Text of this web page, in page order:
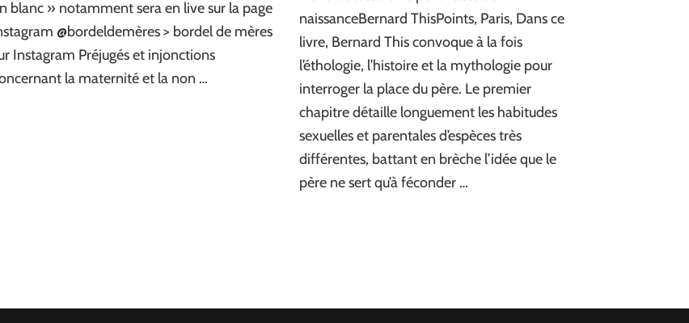
blanc » notamment sera en live sur la page
@bordeldemères > bordel de mères
Instagram Préjugés et injonctions
la maternité et la non …
naissanceBernard ThisPoints, Paris, Dans ce
livre, Bernard This convoque à la fois
l’éthologie, l’histoire et la mythologie pour
interroger la place du père. Le premier
chapitre détaille longuement les habitudes
sexuelles et parentales d’espèces très
différentes, battant en brèche l’idée que le
père ne sert qu’à féconder …